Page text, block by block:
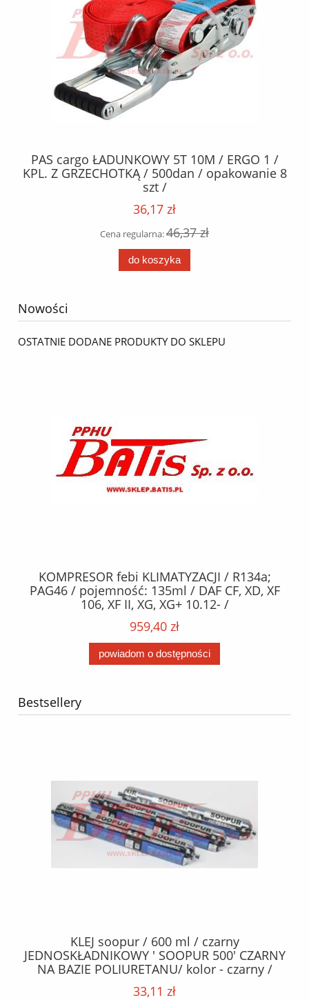
PAS cargo ŁADUNKOWY 5T 10M / ERGO 1 /
KPL. Z GRZECHOTKĄ / 500dan / opakowanie 8
szt /
36,17 zł
Cena regularna:46,37 zł
do koszyka
Nowości
OSTATNIE DODANE PRODUKTY DO SKLEPU
KOMPRESOR febi KLIMATYZACJI / R134a;
PAG46 / pojemność: 135ml / DAF CF, XD, XF
106, XF II, XG, XG+ 10.12- /
959,40 zł
powiadom o dostępności
Bestsellery
KLEJ soopur / 600 ml / czarny
JEDNOSKŁADNIKOWY ' SOOPUR 500' CZARNY
NA BAZIE POLIURETANU/ kolor - czarny /
karton 20 szt. / pistolet do kleju 307730 /
33,11 zł